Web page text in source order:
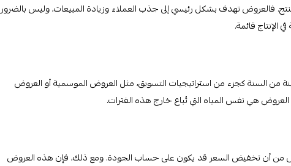
فالعروض تهدف بشكل رئيسي إلى جذب العملاء وزيادة المبيعات، وليس
الإنتاج قائمة.
من السنة كجزء من استراتيجيات التسويق، مثل العروض الموسمية أو العروض
العروض هي نفس المياه التي تُباع خارج هذه الفترات.
من أن تخفيض السعر قد يكون على حساب الجودة. ومع ذلك، فإن هذه العروض